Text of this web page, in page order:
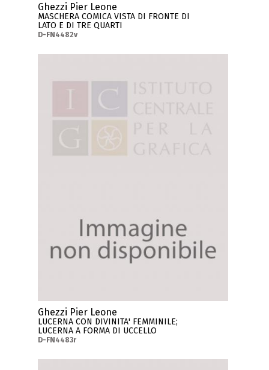
Ghezzi Pier Leone
MASCHERA COMICA VISTA DI FRONTE DI
LATO E DI TRE QUARTI
D-FN4482v
Ghezzi Pier Leone
LUCERNA CON DIVINITA' FEMMINILE;
LUCERNA A FORMA DI UCCELLO
D-FN4483r